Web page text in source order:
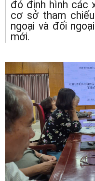
đó định hình các
cơ sở tham
ngoại và đối
mới.